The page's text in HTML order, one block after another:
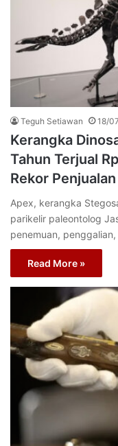
Teguh Setiawan 18/
Kerangka
Tahun Terjual
Rekor Penjualan
Apex, kerangka
parikelir paleontolog
penemuan,
Read More »